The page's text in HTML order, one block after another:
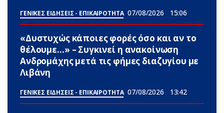
ΓΕΝΙΚΕΣ ΕΙΔΗΣΕΙΣ - ΕΠΙΚΑΙΡΟΤΗΤΑ 07/08/2026 15:06
«Δυστυχώς κάποιες φορές όσο και αν το
θέλουμε…» – Συγκινεί η ανακοίνωση
Ανδρομάχης μετά τις φήμες διαζυγίου με
Λιβάνη
ΓΕΝΙΚΕΣ ΕΙΔΗΣΕΙΣ - ΕΠΙΚΑΙΡΟΤΗΤΑ 07/08/2026 13:42